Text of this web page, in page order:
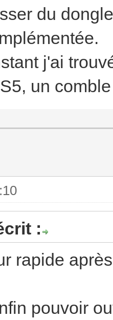
du
j'ai
un
:
rapide
pouvoir